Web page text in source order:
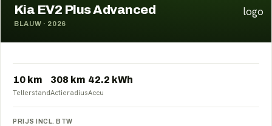
Kia EV2 Plus Advanced
BLAUW · 2026
10 km
Tellerstand
308 km
Actieradius
42.2 kWh
Accu
PRIJS INCL. BTW